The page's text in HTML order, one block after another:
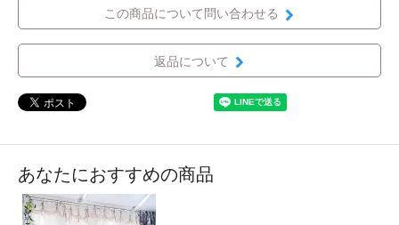
この商品について問い合わせる
返品について
あなたにおすすめの商品